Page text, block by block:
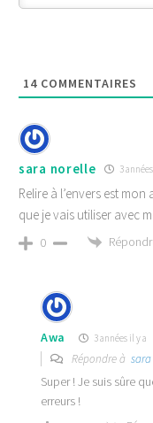
14 COMMENTAIRES
sara norelle 3
Relire à l’envers est
que je vais utiliser avec
0
Awa 3 années il y a
Répondre à
Super ! Je suis sûre
erreurs !